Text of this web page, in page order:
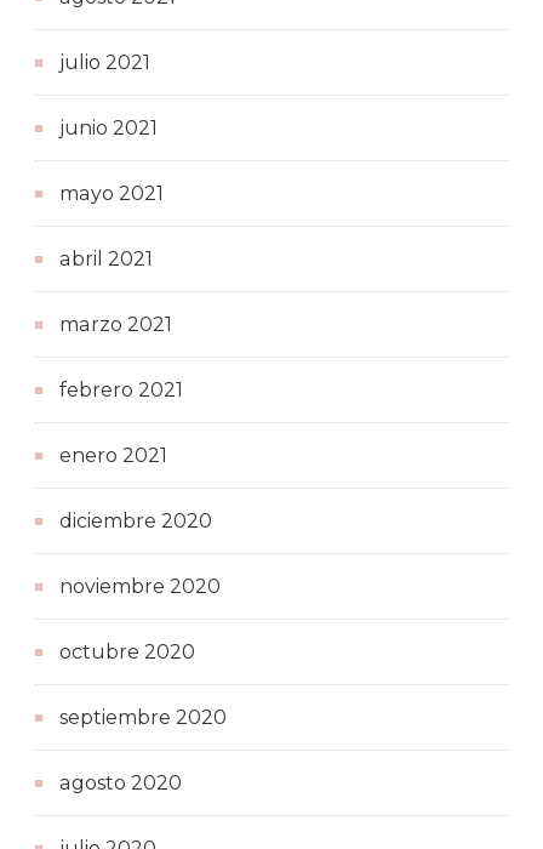
julio 2021
junio 2021
mayo 2021
abril 2021
marzo 2021
febrero 2021
enero 2021
diciembre 2020
noviembre 2020
octubre 2020
septiembre 2020
agosto 2020